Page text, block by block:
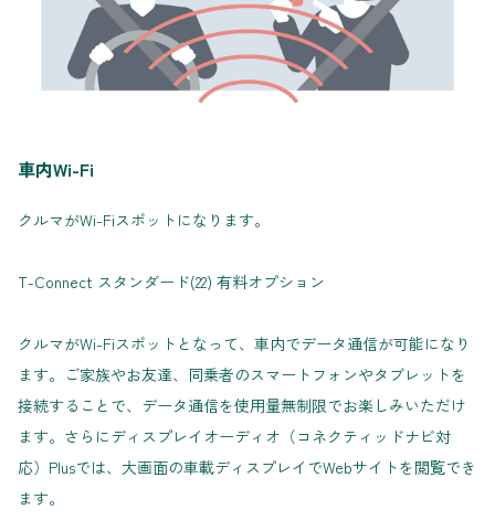
車内Wi-Fi
クルマがWi-Fiスポットになります。
T-Connect スタンダード(22) 有料オプション
クルマがWi-Fiスポットとなって、車内でデータ通信が可能になり
ます。ご家族やお友達、同乗者のスマートフォンやタブレットを
接続することで、データ通信を使用量無制限でお楽しみいただけ
ます。さらにディスプレイオーディオ（コネクティッドナビ対
応）Plusでは、大画面の車載ディスプレイでWebサイトを閲覧でき
ます。